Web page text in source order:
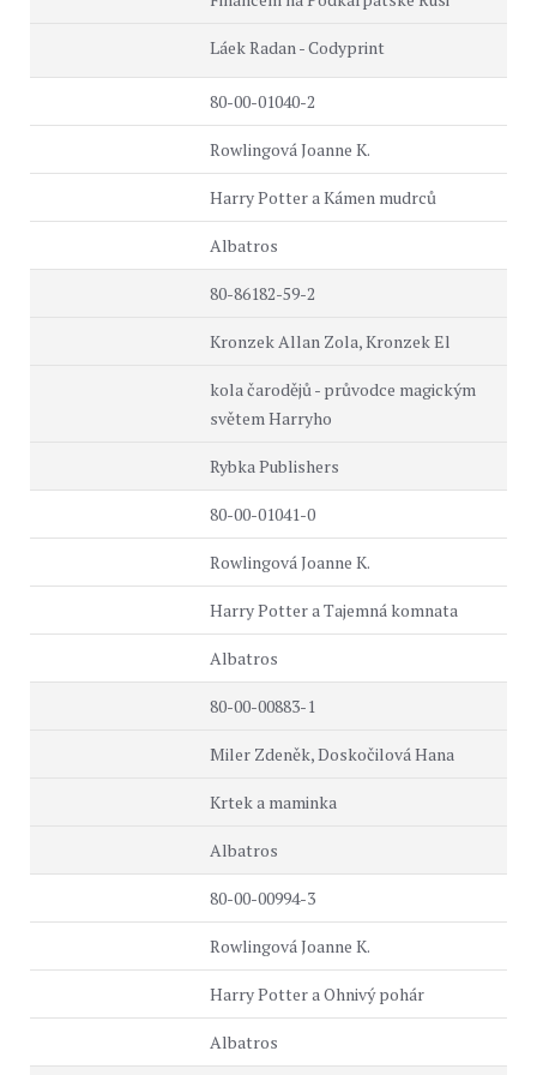
Láek Radan - Codyprint
80-00-01040-2
Rowlingová Joanne K.
Harry Potter a Kámen mudrců
Albatros
80-86182-59-2
Kronzek Allan Zola, Kronzek El
kola čarodějů - průvodce magickým
světem Harryho
Rybka Publishers
80-00-01041-0
Rowlingová Joanne K.
Harry Potter a Tajemná komnata
Albatros
80-00-00883-1
Miler Zdeněk, Doskočilová Hana
Krtek a maminka
Albatros
80-00-00994-3
Rowlingová Joanne K.
Harry Potter a Ohnivý pohár
Albatros